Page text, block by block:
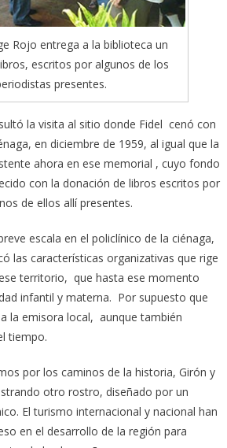
Rojo entrega a la biblioteca un
escritos por algunos de los
presentes.
la visita al sitio donde Fidel cenó con
en diciembre de 1959, al igual que la
ahora en ese memorial , cuyo fondo
con la donación de libros escritos por
de ellos allí presentes.
escala en el policlínico de la ciénaga,
las características organizativas que rige
territorio, que hasta ese momento
infantil y materna. Por supuesto que
la emisora local, aunque también
tiempo.
por los caminos de la historia, Girón y
otro rostro, diseñado por un
El turismo internacional y nacional han
en el desarrollo de la región para